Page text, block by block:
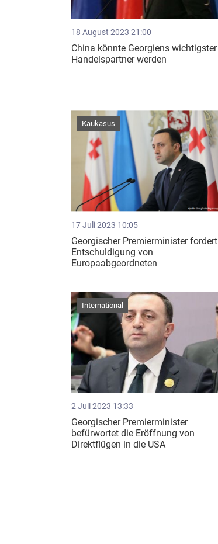
18 August 2023 21:00
China könnte Georgiens wichtigster
Handelspartner werden
17 Juli 2023 10:05
Georgischer Premierminister fordert
Entschuldigung von
Europaabgeordneten
Kaukasus
2 Juli 2023 13:33
Georgischer Premierminister
befürwortet die Eröffnung von
Direktflügen in die USA
International